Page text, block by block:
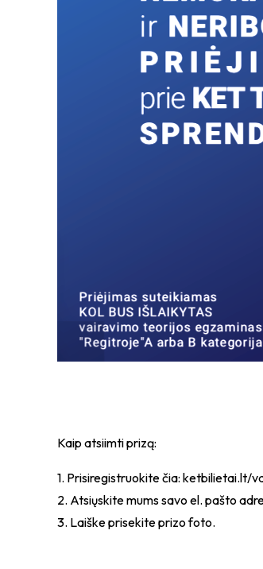
Kaip atsiimti prizą:
1. Prisiregistruokite čia: ketbilietai.lt/
2. Atsiųskite mums savo el. pašto
3. Laiške prisekite prizo foto.